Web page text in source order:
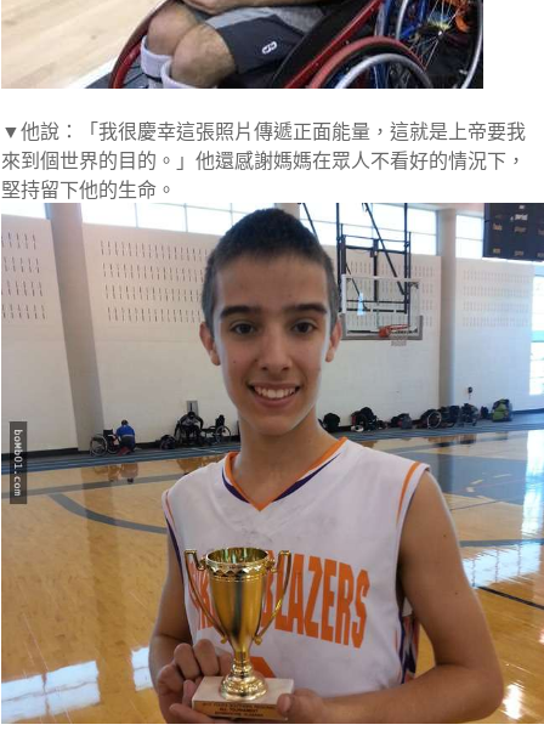
▼他說：「我很慶幸這張照片傳遞正面能量，這就是上帝要我
來到個世界的目的。」他還感謝媽媽在眾人不看好的情況下，
堅持留下他的生命。